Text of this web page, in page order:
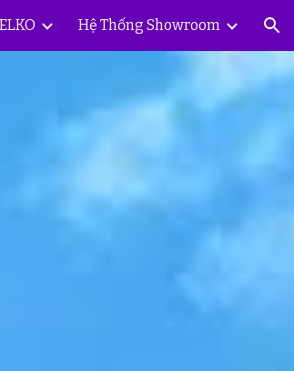
Hệ Thống Showroom